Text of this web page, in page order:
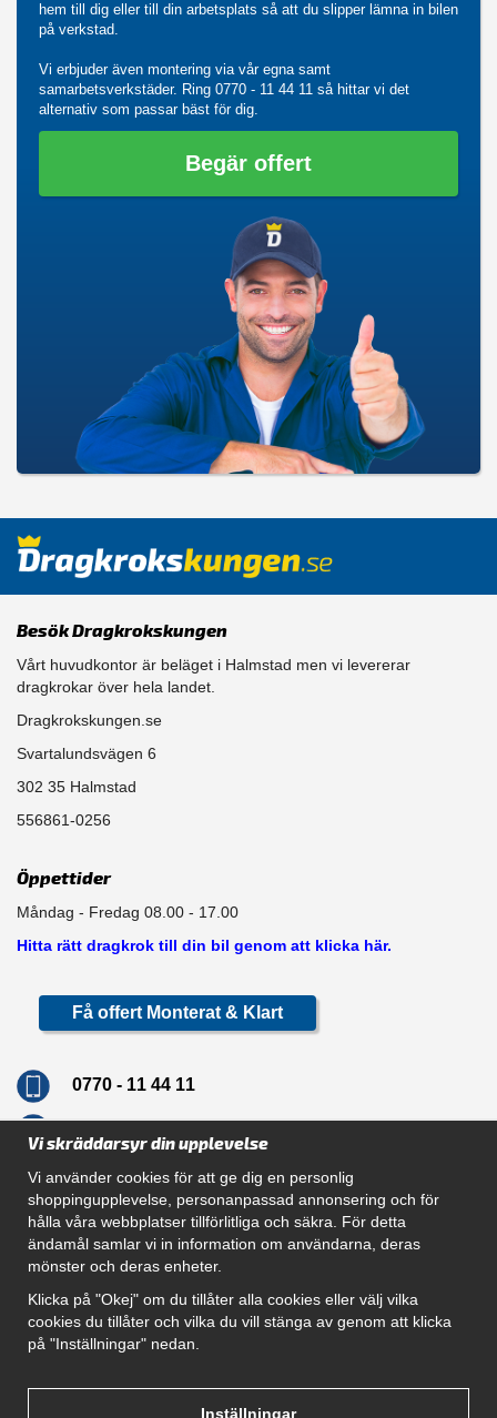
hem till dig eller till din arbetsplats så att du slipper lämna in bilen
på verkstad.
Vi erbjuder även montering via vår egna samt
samarbetsverkstäder. Ring 0770 - 11 44 11 så hittar vi det
alternativ som passar bäst för dig.
Begär offert
Besök Dragkrokskungen
Vårt huvudkontor är beläget i Halmstad men vi levererar
dragkrokar över hela landet.
Dragkrokskungen.se
Svartalundsvägen 6
302 35 Halmstad
556861-0256
Öppettider
Måndag - Fredag 08.00 - 17.00
Hitta rätt dragkrok till din bil genom att klicka här.
Få offert Monterat & Klart
0770 - 11 44 11
Navigation
Hur beställer jag
Gör Det Själv Paket
Montera dragkrok
SUPPORT
Villkor
Vi skräddarsyr din upplevelse
Vi använder cookies för att ge dig en personlig
shoppingupplevelse, personanpassad annonsering och för
hålla våra webbplatser tillförlitliga och säkra. För detta
ändamål samlar vi in information om användarna, deras
mönster och deras enheter.
Klicka på "Okej" om du tillåter alla cookies eller välj vilka
cookies du tillåter och vilka du vill stänga av genom att klicka
på "Inställningar" nedan.
Inställningar